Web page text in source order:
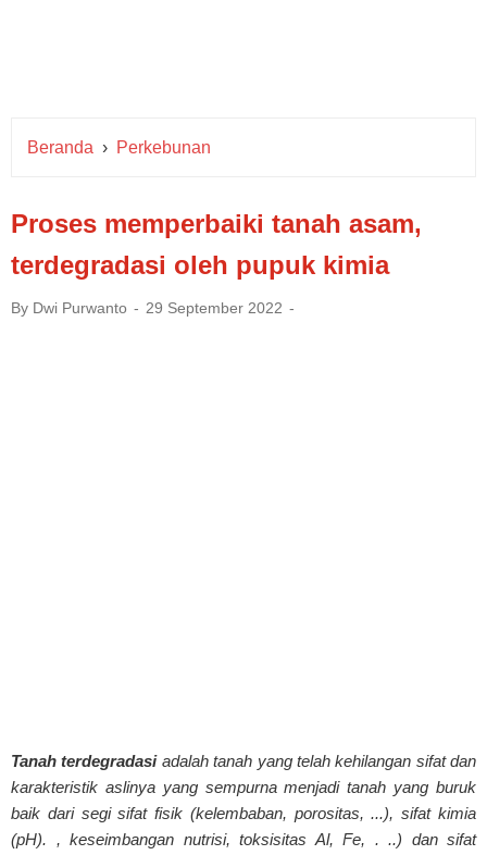
Beranda › Perkebunan
Proses memperbaiki tanah asam,
terdegradasi oleh pupuk kimia
By Dwi Purwanto 29 September 2022
Tanah terdegradasiadalah tanah yang telah kehilangan sifat dan
karakteristik aslinya yang sempurna menjadi tanah yang buruk
baik dari segi sifat fisik (kelembaban, porositas, ...), sifat kimia
(pH). , keseimbangan nutrisi, toksisitas Al, Fe, . ..) dan sifat